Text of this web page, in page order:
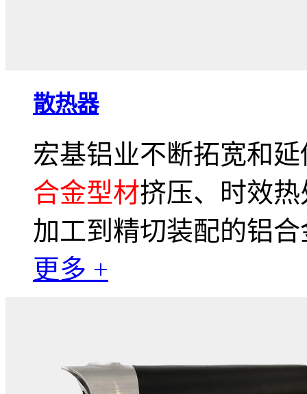
散热器
宏基铝业不断拓宽和
合金型材挤压、时效
加工到精切装配的铝
更多 +